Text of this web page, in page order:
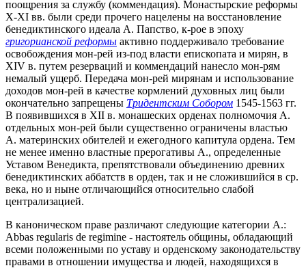
поощрения за службу (коммендация). Монастырские реформы
X-XI вв. были среди прочего нацелены на восстановление
бенедиктинского идеала А. Папство, к-рое в эпоху
григорианской реформы активно поддерживало требование
освобождения мон-рей из-под власти епископата и мирян, в
XIV в. путем резерваций и коммендаций нанесло мон-рям
немалый ущерб. Передача мон-рей мирянам и использование
доходов мон-рей в качестве кормлений духовных лиц были
окончательно запрещены Тридентским Собором 1545-1563 гг.
В появившихся в XII в. монашеских орденах полномочия А.
отдельных мон-рей были существенно ограничены властью
А. материнских обителей и ежегодного капитула ордена. Тем
не менее именно властные прерогативы А., определенные
Уставом Венедикта, препятствовали объединению древних
бенедиктинских аббатств в орден, так и не сложившийся в ср.
века, но и ныне отличающийся относительно слабой
централизацией.
В каноническом праве различают следующие категории А.:
Abbas regularis de regimine - настоятель общины, обладающий
всеми положенными по уставу и орденскому законодательству
правами в отношении имущества и людей, находящихся в